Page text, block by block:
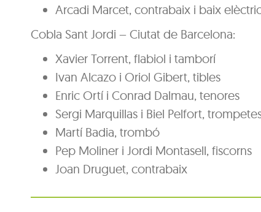
Arcadi Marcet, contrabaix i baix
Cobla Sant Jordi – Ciutat de Barcelona:
Xavier Torrent, flabiol i tamborí
Ivan Alcazo i Oriol Gibert, tibles
Enric Ortí i Conrad Dalmau, tenores
Sergi Marquillas i Biel Pelfort,
Martí Badia, trombó
Pep Moliner i Jordi Montasell, fiscorns
Joan Druguet, contrabaix